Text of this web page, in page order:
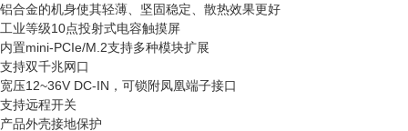
铝合金的机身使其轻薄、坚固稳定、散热效果更好
工业等级10点投射式电容触摸屏
内置mini-PCIe/M.2支持多种模块扩展
支持双千兆网口
宽压12~36V DC-IN，可锁附凤凰端子接口
支持远程开关
产品外壳接地保护